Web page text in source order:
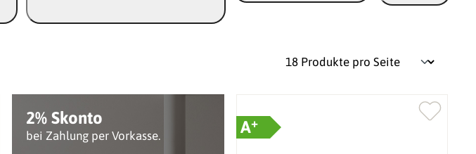
2% Skonto
bei Zahlung per Vorkasse.
A+